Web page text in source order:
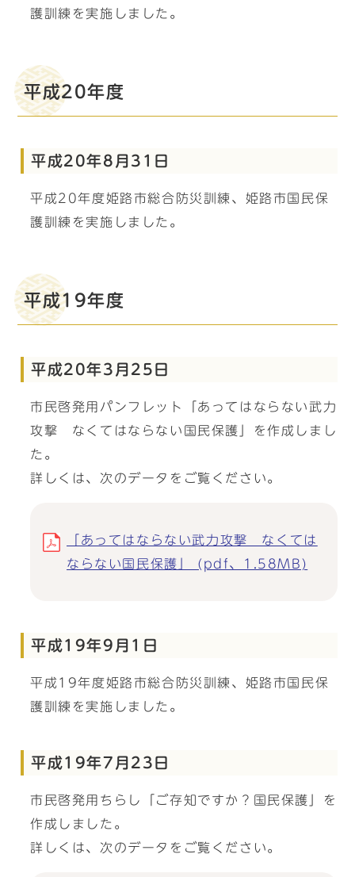
護訓練を実施しました。
平成20年度
平成20年8月31日
平成20年度姫路市総合防災訓練、姫路市国民保
護訓練を実施しました。
平成19年度
平成20年3月25日
市民啓発用パンフレット「あってはならない武力
攻撃 なくてはならない国民保護」を作成しまし
た。
詳しくは、次のデータをご覧ください。
「あってはならない武力攻撃 なくては
ならない国民保護」 (pdf、1.58MB)
平成19年9月1日
平成19年度姫路市総合防災訓練、姫路市国民保
護訓練を実施しました。
平成19年7月23日
市民啓発用ちらし「ご存知ですか？国民保護」を
作成しました。
詳しくは、次のデータをご覧ください。